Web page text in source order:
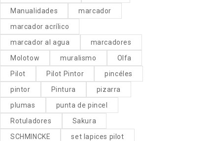
Manualidades
marcador
marcador acrílico
marcador al agua
marcadores
Molotow
muralismo
Olfa
Pilot
Pilot Pintor
pincéles
pintor
Pintura
pizarra
plumas
punta de pincel
Rotuladores
Sakura
SCHMINCKE
set lapices pilot